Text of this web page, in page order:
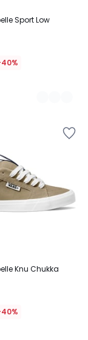
Sport Low
Knu Chukka